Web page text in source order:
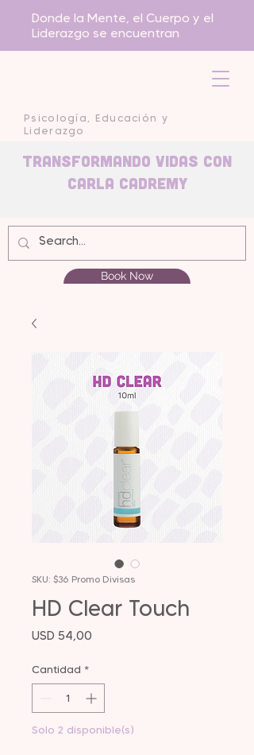
Psicología, Educación y
Liderazgo
Donde la Mente, el Cuerpo y el
Liderazgo se encuentran
Transformando Vidas con
carla Cadremy
Book Now
SKU: $36 Promo Divisas
HD Clear Touch
USD 54,00
Cantidad *
Solo 2 disponible(s)